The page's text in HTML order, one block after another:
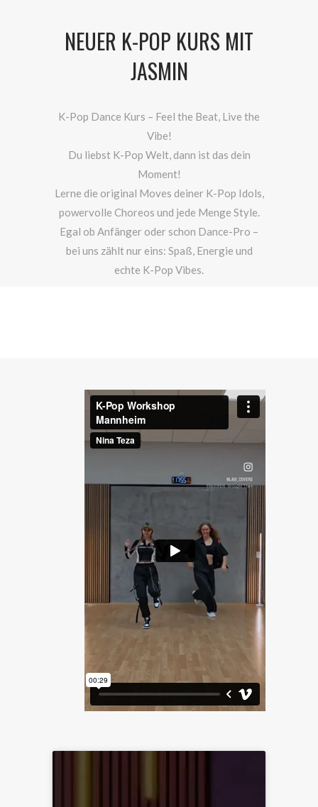
NEUER K-POP KURS MIT
JASMIN
K-Pop Dance Kurs – Feel the Beat, Live the
Vibe!
Du liebst K-Pop Welt, dann ist das dein
Moment!
Lerne die original Moves deiner K-Pop Idols,
powervolle Choreos und jede Menge Style.
Egal ob Anfänger oder schon Dance-Pro –
bei uns zählt nur eins: Spaß, Energie und
echte K-Pop Vibes.